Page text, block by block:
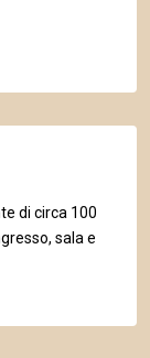
di circa 100
sala e